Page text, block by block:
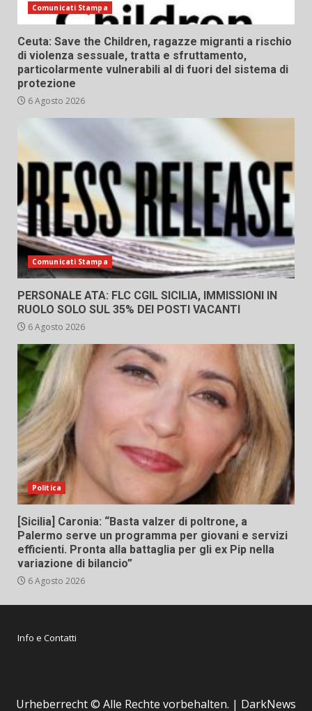
Comunicati Stampa
Ceuta: Save the Children, ragazze migranti a rischio
di violenza sessuale, tratta e sfruttamento,
particolarmente vulnerabili al di fuori del sistema di
protezione
6 Agosto 2026
Comunicati Stampa
PERSONALE ATA: FLC CGIL SICILIA, IMMISSIONI IN
RUOLO SOLO SUL 35% DEI POSTI VACANTI
6 Agosto 2026
Politica
[Sicilia] Caronia: “Basta valzer di poltrone, a
Palermo serve un programma per giovani e servizi
efficienti. Pronta alla battaglia per gli ex Pip nella
variazione di bilancio”
6 Agosto 2026
Info e Contatti
Urheberrecht © Alle Rechte vorbehalten. | DarkNews